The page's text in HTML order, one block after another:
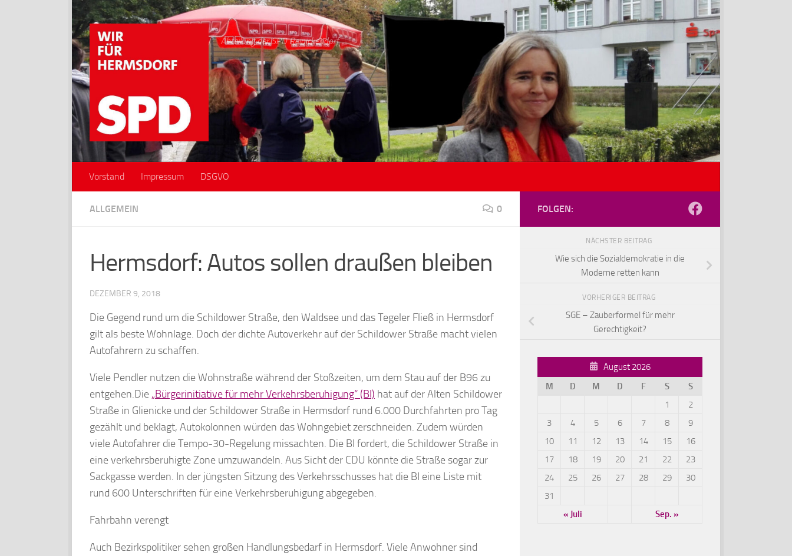
Zum Inhalt springen
Abteilung der SPD Reinickendorf
Vorstand Impressum DSGVO
ALLGEMEIN 0
Hermsdorf: Autos sollen draußen bleiben
DEZEMBER 9, 2018
Die Gegend rund um die Schildower Straße, den Waldsee und das Tegeler Fließ in Hermsdorf
gilt als beste Wohnlage. Doch der dichte Autoverkehr auf der Schildower Straße macht vielen
Autofahrern zu schaffen.
Viele Pendler nutzen die Wohnstraße während der Stoßzeiten, um dem Stau auf der B96 zu
entgehen.Die „Bürgerinitiative für mehr Verkehrsberuhigung“ (BI) hat auf der Alten Schildower
Straße in Glienicke und der Schildower Straße in Hermsdorf rund 6.000 Durchfahrten pro Tag
gezählt und beklagt, Autokolonnen würden das Wohngebiet zerschneiden. Zudem würden
viele Autofahrer die Tempo-30-Regelung missachten. Die BI fordert, die Schildower Straße in
eine verkehrsberuhigte Zone umzuwandeln. Aus Sicht der CDU könnte die Straße sogar zur
Sackgasse werden. In der jüngsten Sitzung des Verkehrsschusses hat die BI eine Liste mit
rund 600 Unterschriften für eine Verkehrsberuhigung abgegeben.
Fahrbahn verengt
Auch Bezirkspolitiker sehen großen Handlungsbedarf in Hermsdorf. Viele Anwohner sind
FOLGEN:
NÄCHSTER BEITRAG
Wie sich die Sozialdemokratie in die
Moderne retten kann
VORHERIGER BEITRAG
SGE – Zauberformel für mehr
Gerechtigkeit?
August 2026
M
D M D F S
S
1
2
3
4 5 6 7 8
9
10
11 12 13 14 15
16
17
18 19 20 21 22
23
24
25 26 27 28 29
30
31
« Juli
Sep. »